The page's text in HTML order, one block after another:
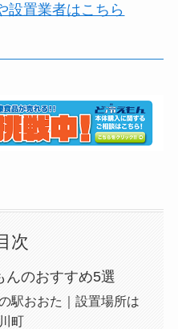
設置業者はこちら
次
んのおすすめ5選
駅おおた｜設置場所は
町